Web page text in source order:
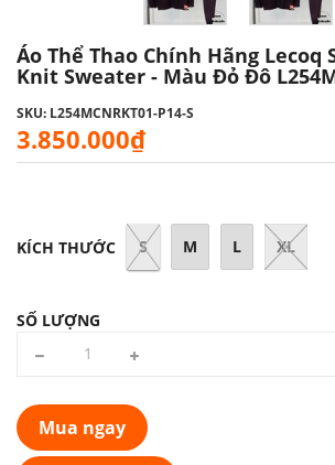
Áo Thể Thao Chính Hãng Lecoq
Knit Sweater - Màu Đỏ Đô
SKU: L254MCNRKT01-P14-S
3.850.000₫
KÍCH THƯỚC S M L XL
SỐ LƯỢNG
Mua ngay